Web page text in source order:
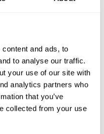
and ads, to
to analyse our traffic.
your use of our site with
analytics partners who
that you’ve
collected from your use
a medida.